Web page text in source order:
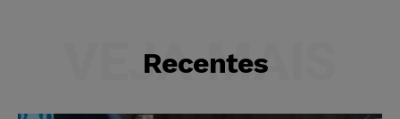
Recentes
VEJA MAIS